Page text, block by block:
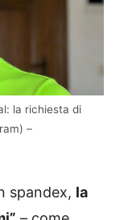
la richiesta di
–
spandex, la